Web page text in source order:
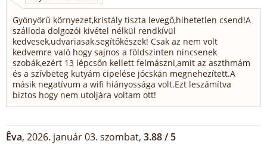
Gyönyörű környezet,kristály tiszta levegő,hihetetlen csend!A
szálloda dolgozói kivétel nélkül rendkívül
kedvesek,udvariasak,segítőkészek! Csak az nem volt
kedvemre való hogy sajnos a földszinten nincsenek
szobák,ezért 13 lépcsőn kellett felmászni,amit az aszthmám
és a szívbeteg kutyám cipelése jócskán megnehezített.A
másik negatívum a wifi hiányossága volt.Ezt leszámítva
biztos hogy nem utoljára voltam ott!
Êva, 2026. január 03. szombat, 3.88 / 5